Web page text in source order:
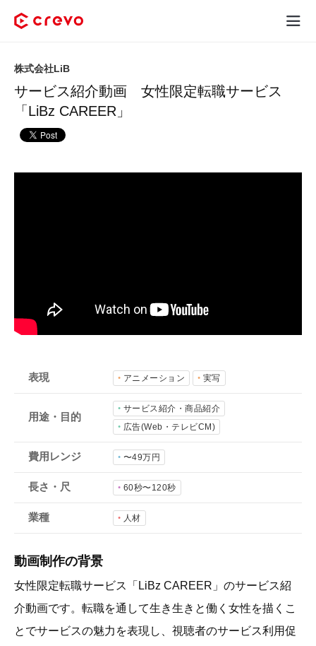
採用コンテンツ制作
サービス
制作実績
会社概要
- 動画に関するご相談はこちら -
お問合わせ・無料見積もり
サービス紹介動画 女性限定転職サービス
「LiBz CAREER」
株式会社LiB
表現 アニメーション 実写
用途・目的
サービス紹介・商品紹介
広告(Web・テレビCM)
費用レンジ 〜49万円
長さ・尺 60秒〜120秒
業種 人材
動画制作の背景
女性限定転職サービス「LiBz CAREER」のサービス紹
介動画です。転職を通して生き生きと働く女性を描くこ
とでサービスの魅力を表現し、視聴者のサービス利用促